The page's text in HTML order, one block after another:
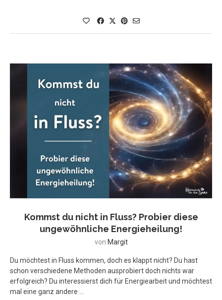
Kommst du nicht in Fluss? Probier diese
ungewöhnliche Energieheilung!
von Margit
Du möchtest in Fluss kommen, doch es klappt nicht? Du hast
schon verschiedene Methoden ausprobiert doch nichts war
erfolgreich? Du interessierst dich für Energiearbeit und möchtest
mal eine ganz andere …